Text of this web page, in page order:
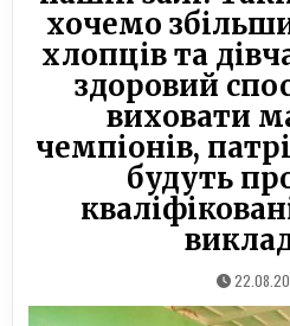
хочемо
хлопців та
здоровий
виховати
чемпіонів,
будуть